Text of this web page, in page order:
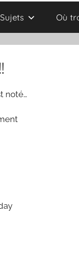
Sujets Où
noté…